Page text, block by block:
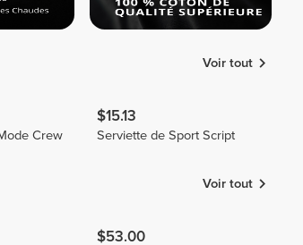
Voir tout
Crew
$15.13
Serviette de Sport Script
Voir tout
$53.00